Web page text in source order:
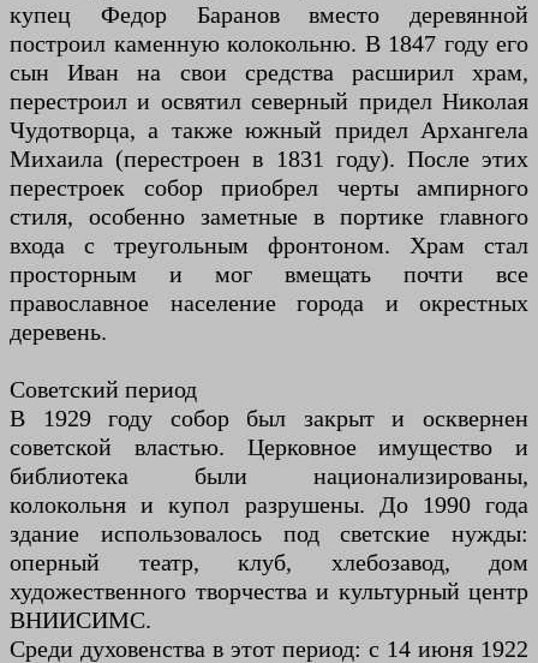
купец Федор Баранов вместо деревянной
построил каменную колокольню. В 1847 году его
сын Иван на свои средства расширил храм,
перестроил и освятил северный придел Николая
Чудотворца, а также южный придел Архангела
Михаила (перестроен в 1831 году). После этих
перестроек собор приобрел черты ампирного
стиля, особенно заметные в портике главного
входа с треугольным фронтоном. Храм стал
просторным и мог вмещать почти все
православное население города и окрестных
деревень.
Советский период
В 1929 году собор был закрыт и осквернен
советской властью. Церковное имущество и
библиотека были национализированы,
колокольня и купол разрушены. До 1990 года
здание использовалось под светские нужды:
оперный театр, клуб, хлебозавод, дом
художественного творчества и культурный центр
ВНИИСИМС.
Среди духовенства в этот период: с 14 июня 1922